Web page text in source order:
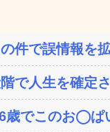
件で誤情報を
で人生を確定
歳でこのお◯